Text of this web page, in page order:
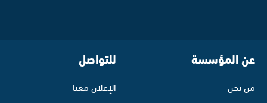
عن المؤسسة
من نحن
للتواصل
الإعلان معنا